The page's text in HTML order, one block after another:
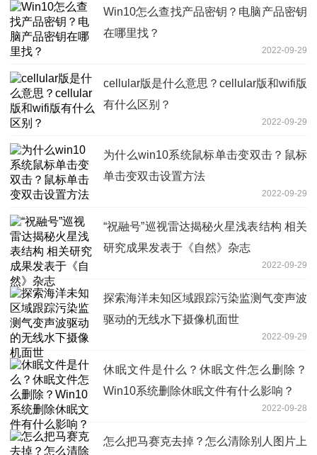
Win10怎么查找产品密钥？电脑产品密钥
在哪里找？
2022-09-29
cellular版是什么意思？cellular版和wifi版
有什么区别？
2022-09-29
为什么win10系统鼠标单击变双击？鼠标
单击变双击设置方法
2022-09-29
“祝融号”巡视雷达揭秘火星浅表结构 相关
研究成果发表于《自然》杂志
2022-09-29
探索海洋未知区域跟踪污染监测气变声波
驱动的无线水下摄像机面世
2022-09-29
休眠文件是什么？休眠文件怎么删除？
Win10系统删除休眠文件有什么影响？
2022-09-28
怎么把马赛克去掉？怎么清除别人图片上